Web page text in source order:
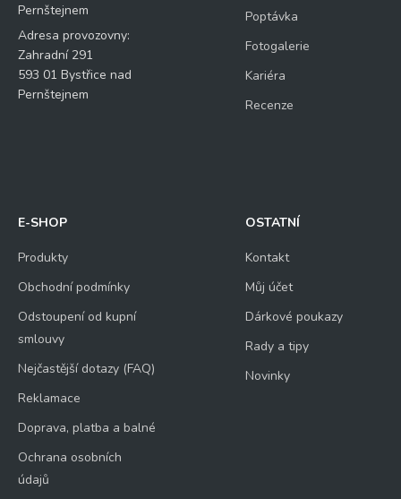
Pernštejnem
Adresa provozovny:
Zahradní 291
593 01 Bystřice nad
Pernštejnem
Poptávka
Fotogalerie
Kariéra
Recenze
E-SHOP
Produkty
Obchodní podmínky
Odstoupení od kupní
smlouvy
Nejčastější dotazy (FAQ)
Reklamace
Doprava, platba a balné
Ochrana osobních
údajů
OSTATNÍ
Kontakt
Můj účet
Dárkové poukazy
Rady a tipy
Novinky